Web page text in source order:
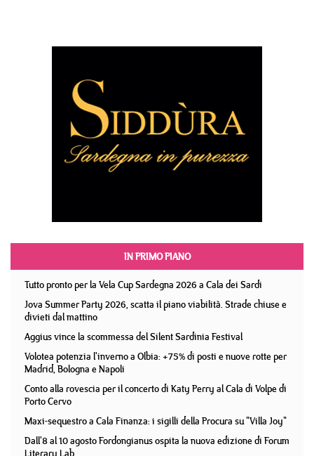
IN PRIMO PIANO
Tutto pronto per la Vela Cup Sardegna 2026 a Cala dei Sardi
Jova Summer Party 2026, scatta il piano viabilità. Strade chiuse e
divieti dal mattino
Aggius vince la scommessa del Silent Sardinia Festival
Volotea potenzia l'inverno a Olbia: +75% di posti e nuove rotte per
Madrid, Bologna e Napoli
Conto alla rovescia per il concerto di Katy Perry al Cala di Volpe di
Porto Cervo
Maxi-sequestro a Cala Finanza: i sigilli della Procura su "Villa Joy"
Dall'8 al 10 agosto Fordongianus ospita la nuova edizione di Forum
Literary Lab